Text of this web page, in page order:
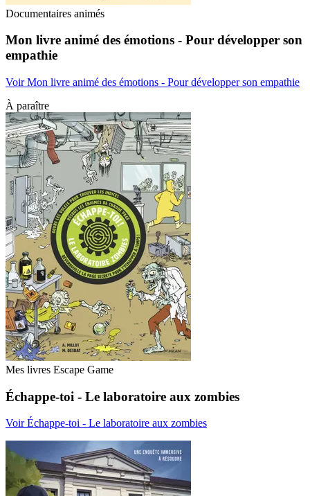
Documentaires animés
Mon livre animé des émotions - Pour développer son
empathie
Voir Mon livre animé des émotions - Pour développer son empathie
À paraître
Mes livres Escape Game
Échappe-toi - Le laboratoire aux zombies
Voir Échappe-toi - Le laboratoire aux zombies